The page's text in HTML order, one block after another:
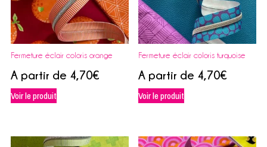
Fermeture éclair coloris orange
A partir de 4,70€
Voir le produit
Fermeture éclair coloris turquoise
A partir de 4,70€
Voir le produit